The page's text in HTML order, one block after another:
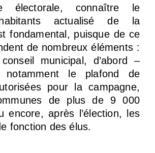
électorale, connaître le
actualisé de la
fondamental, puisque de ce
de nombreux éléments :
municipal, d’abord –
notamment le plafond de
pour la campagne,
de plus de 9 000
encore, après l’élection, les
fonction des élus.